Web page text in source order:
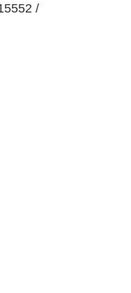
/